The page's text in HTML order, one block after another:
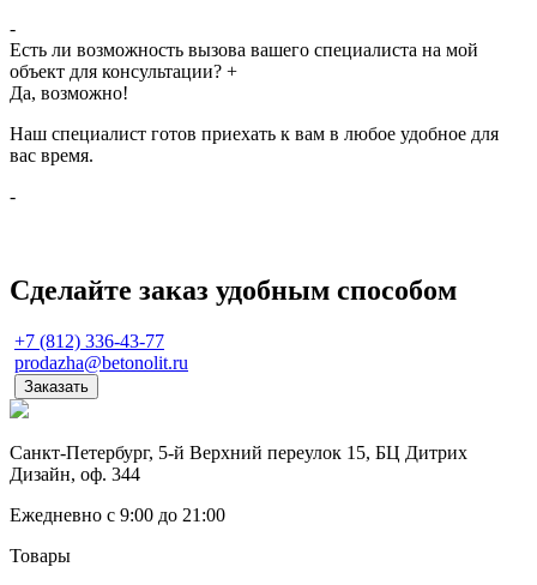
-
Есть ли возможность вызова вашего специалиста на мой
объект для консультации? +
Да, возможно!
Наш специалист готов приехать к вам в любое удобное для
вас время.
-
Сделайте заказ удобным способом
+7 (812) 336-43-77
prodazha@betonolit.ru
Заказать
Санкт-Петербург, 5-й Верхний переулок 15, БЦ Дитрих
Дизайн, оф. 344
Ежедневно с 9:00 до 21:00
Товары